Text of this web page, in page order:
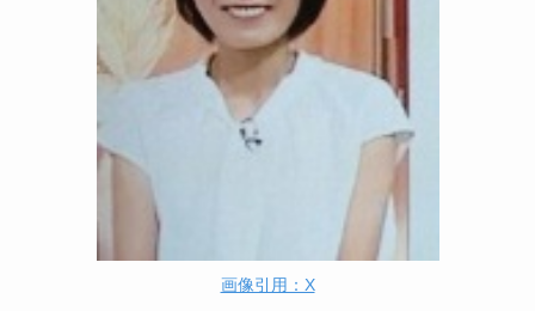
画像引用：X